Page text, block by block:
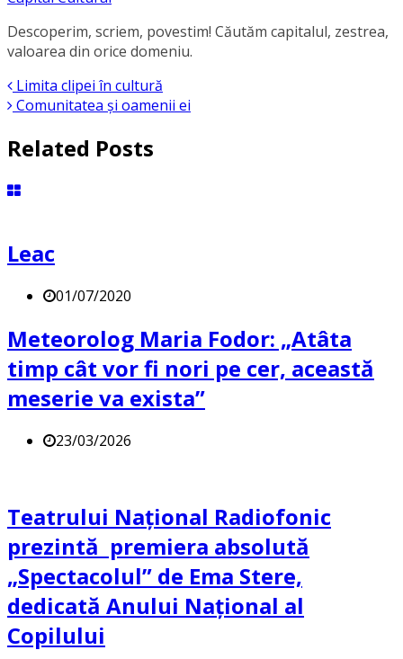
Descoperim, scriem, povestim! Căutăm capitalul, zestrea,
valoarea din orice domeniu.
Limita clipei în cultură
Comunitatea și oamenii ei
Related Posts
Leac
01/07/2020
Meteorolog Maria Fodor: „Atâta
timp cât vor fi nori pe cer, această
meserie va exista”
23/03/2026
Teatrului Național Radiofonic
prezintă premiera absolută
„Spectacolul” de Ema Stere,
dedicată Anului Naţional al
Copilului